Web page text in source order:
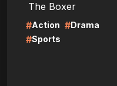
The Boxer
#Action #Drama
#Sports